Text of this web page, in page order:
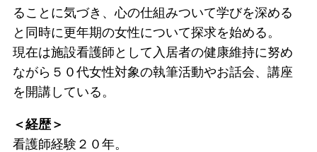
ることに気づき、心の仕組みついて学びを深める
と同時に更年期の女性について探求を始める。
現在は施設看護師として入居者の健康維持に努め
ながら５０代女性対象の執筆活動やお話会、講座
を開講している。
＜経歴＞
看護師経験２０年。